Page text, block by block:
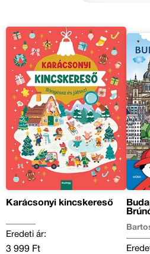
Karácsonyi kincskereső
Eredeti ár:
3 999 Ft